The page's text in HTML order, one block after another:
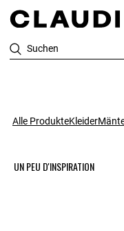
Suchen
Alle ProdukteKleider
UN PEU D'INSPIRATION